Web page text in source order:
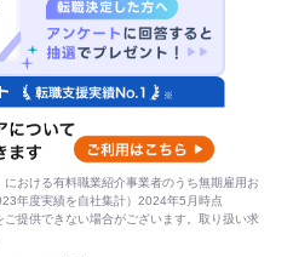
おける有料職業紹介事業者のうち無期雇用お
年度実績を自社集計）2024年5月時点
提供できない場合がございます。取り扱い求